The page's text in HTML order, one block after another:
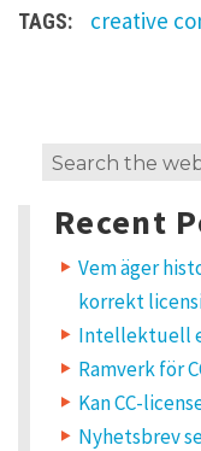
TAGS: creative
Search
Recent
Vem äger
korrekt
Intellektuell
Ramverk för
Kan CC-
Nyhetsbrev